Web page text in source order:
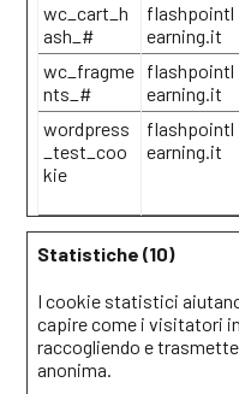
wc_cart_h
ash_#
flashpointl
earning.it
wc_fragme
nts_#
flashpointl
earning.it
wordpress
_test_coo
kie
flashpointl
earning.it
Statistiche (10)
I cookie statistici
capire come i visitatori
raccogliendo e
anonima.